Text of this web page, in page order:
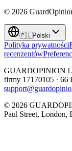
© 2026
🇵🇱Polski
Polityka prywatności
recenzentów
GUARDOPINION
firmy 17170105 · 66
© 2026
Paul Street,